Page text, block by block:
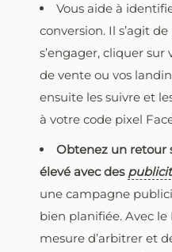
Vous aide à
conversion. Il s’agit
s’engager, cliquer
de vente ou vos
ensuite les suivre et
à votre code pixel
Obtenez un retour
élevé avec des
une campagne
bien planifiée. Avec le
mesure d’arbitrer et